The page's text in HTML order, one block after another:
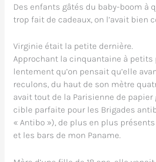
Des enfants gâtés du baby-boom à
trop fait de cadeaux, on l’avait bien
Virginie était la petite dernière.
Approchant la cinquantaine à petits
lentement qu’on pensait qu’elle
reculons, du haut de son mètre
avait tout de la Parisienne de papier
cible parfaite pour les Brigades
« Antibo »), de plus en plus
et les bars de mon Paname.